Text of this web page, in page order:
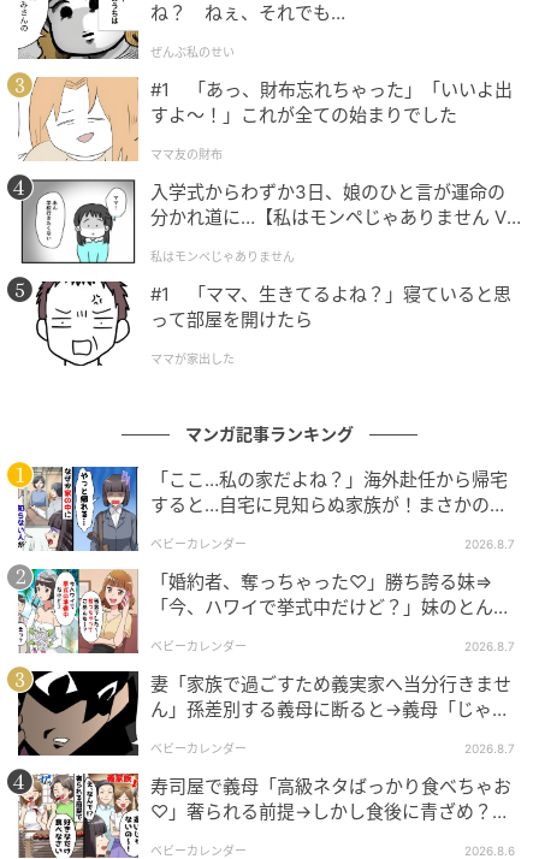
エキサイトニュース
エキサイトニュース
ね？ ねぇ、それでも…
ぜんぶ私のせい
#1 「あっ、財布忘れちゃった」「いいよ出
すよ〜！」これが全ての始まりでした
ママ友の財布
入学式からわずか3日、娘のひと言が運命の
分かれ道に…【私はモンペじゃありません Vo
私はモンペじゃありません
#1 「ママ、生きてるよね？」寝ていると思
って部屋を開けたら
ママが家出した
マンガ記事ランキング
「ここ…私の家だよね？」海外赴任から帰宅
すると…自宅に見知らぬ家族が！まさかの真
ベビーカレンダー 2026.8.7
「婚約者、奪っちゃった♡」勝ち誇る妹⇒
「今、ハワイで挙式中だけど？」妹のとんで
ベビーカレンダー 2026.8.7
妻「家族で過ごすため義実家へ当分行きませ
ん」孫差別する義母に断ると→義母「じゃ
ベビーカレンダー 2026.8.7
寿司屋で義母「高級ネタばっかり食べちゃお
♡」奢られる前提→しかし食後に青ざめ？通
ベビーカレンダー 2026.8.6